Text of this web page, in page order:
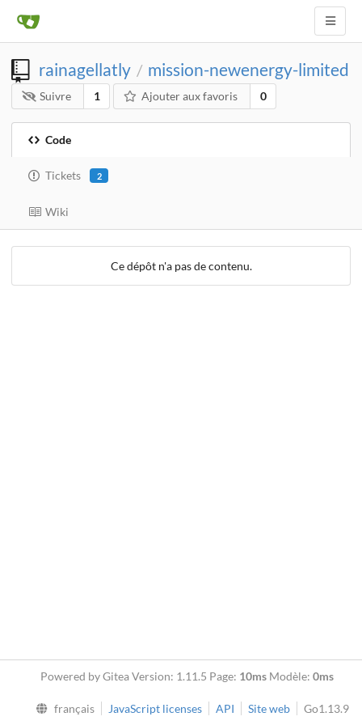
rainagellatly / mission-newenergy-limited
Suivre 1 Ajouter aux favoris 0
Code
Tickets 2
Wiki
Ce dépôt n'a pas de contenu.
Powered by Gitea Version: 1.11.5 Page: 10msModèle: 0ms
français JavaScript licenses API Site web Go1.13.9